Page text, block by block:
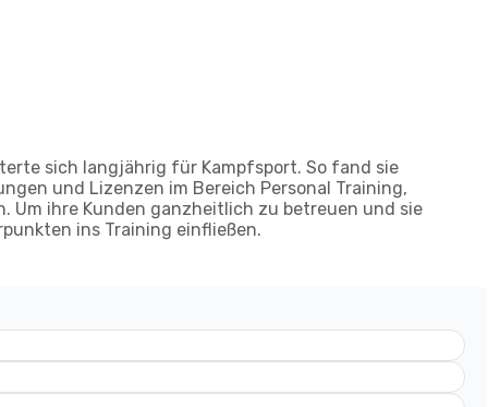
sich langjährig für Kampfsport. So fand sie
und Lizenzen im Bereich Personal Training,
Um ihre Kunden ganzheitlich zu betreuen und sie
ins Training einfließen.